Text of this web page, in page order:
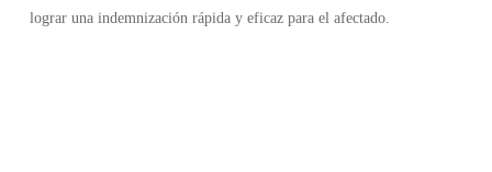
lograr una indemnización rápida y eficaz para el afectado.